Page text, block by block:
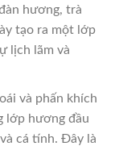
hương, trà
tạo ra một lớp
lịch lãm và
và phấn khích
lớp hương đầu
cá tính. Đây là